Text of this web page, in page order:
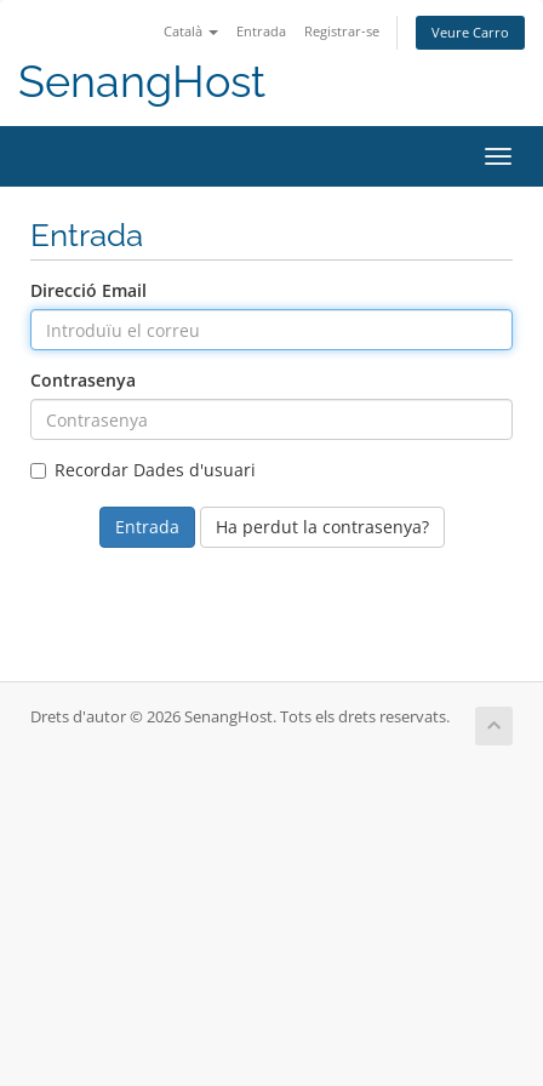
Català Entrada Registrar-se Veure Carro
SenangHost
la
Entrada
Direcció Email
Contrasenya
Recordar Dades d'usuari
Ha perdut la contrasenya?
Drets d'autor © 2026 SenangHost. Tots els drets reservats.